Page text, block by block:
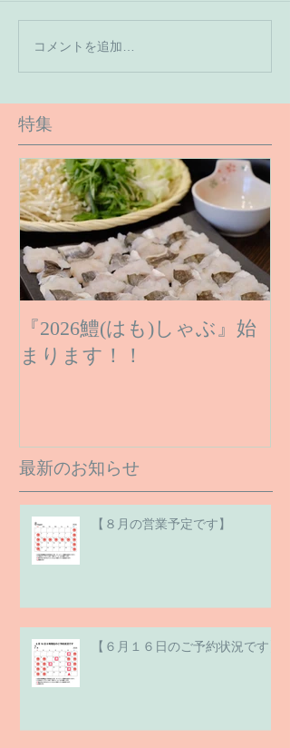
【６月１６日のご予約状
況です】
コメントを追加…
特集
『2026鱧(はも)しゃぶ』始
まります！！
最新のお知らせ
【８月の営業予定です】
【６月１６日のご予約状況です】